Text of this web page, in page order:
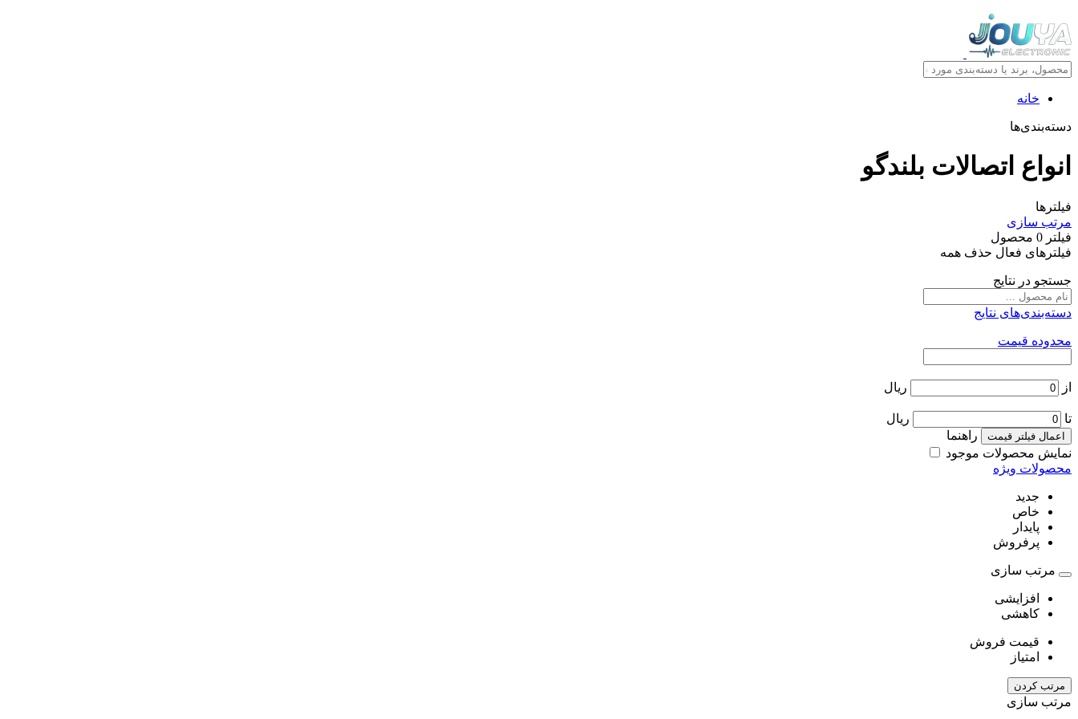
خانه
دسته‌بندی‌ها
انواع اتصالات بلندگو
فیلترها
مرتب سازی
فیلتر 0 محصول
فیلترهای فعال حذف همه
جستجو در نتایج
دسته‌بندی‌های نتایج
محدوده قیمت
از ریال
تا ریال
اعمال فیلتر قیمت
راهنما
نمایش محصولات موجود
محصولات ویژه
جدید
خاص
پایدار
پرفروش
مرتب سازی
افزایشی
کاهشی
قیمت فروش
امتیاز
مرتب کردن
مرتب سازی